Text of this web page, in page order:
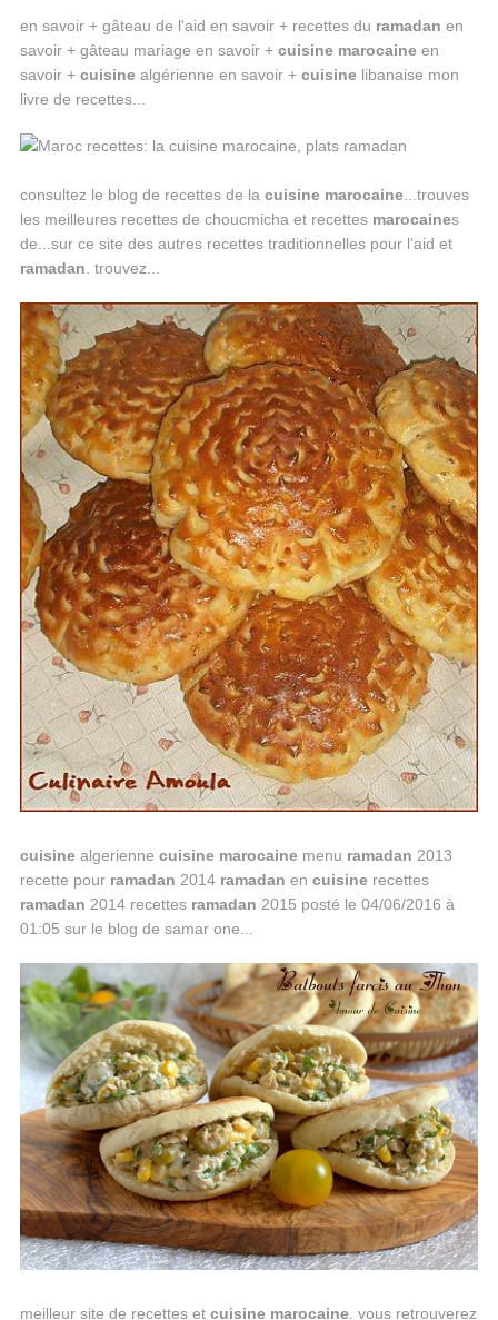
en savoir + gâteau de l'aid en savoir + recettes du ramadan en
savoir + gâteau mariage en savoir + cuisine marocaineen
savoir + cuisinealgérienne en savoir + cuisinelibanaise mon
livre de recettes...
consultez le blog de recettes de la cuisine marocaine...trouves
les meilleures recettes de choucmicha et recettes marocaines
de...sur ce site des autres recettes traditionnelles pour l’aid et
ramadan . trouvez...
cuisinealgerienne cuisine marocainemenu ramadan 2013
recette pour ramadan 2014 ramadan en cuisinerecettes
ramadan 2014 recettes ramadan 2015 posté le 04/06/2016 à
01:05 sur le blog de samar one...
meilleur site de recettes et cuisine marocaine. vous retrouverez